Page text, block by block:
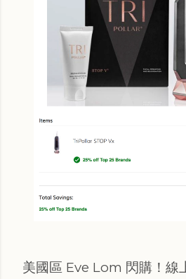
美國區 Eve Lom 閃購！線